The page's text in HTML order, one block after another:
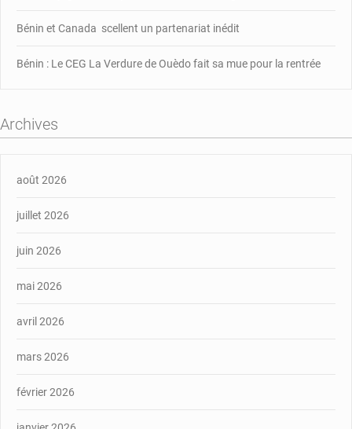
Bénin et Canada scellent un partenariat inédit
Bénin : Le CEG La Verdure de Ouèdo fait sa mue pour la rentrée
Archives
août 2026
juillet 2026
juin 2026
mai 2026
avril 2026
mars 2026
février 2026